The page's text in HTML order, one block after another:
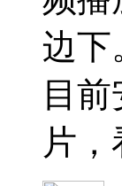
边下
目
片